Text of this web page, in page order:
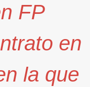
FP
en
la que